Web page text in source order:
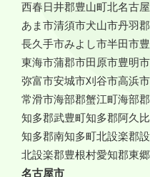
西春日井郡豊山町北名古
あま市清須市犬山市丹羽
長久手市みよし市半田市
東海市蒲郡市田原市豊明市
弥富市安城市刈谷市高浜市
常滑市海部郡蟹江町海部
知多郡武豊町知多郡阿久
知多郡南知多町北設楽郡
北設楽郡豊根村愛知郡東
名古屋市